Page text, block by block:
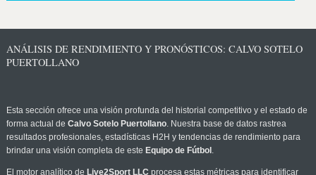
ANÁLISIS DE RENDIMIENTO Y PRONÓSTICOS: CALVO SOTELO
PUERTOLLANO
Esta sección ofrece una visión profunda del historial competitivo y el estado de
forma actual de Calvo Sotelo Puertollano. Nuestra base de datos rastrea
resultados profesionales, estadísticas H2H y tendencias de rendimiento para
brindar una visión completa de este Equipo de Fútbol .
El motor analítico de Live2Sport LLC procesa estas métricas para identificar